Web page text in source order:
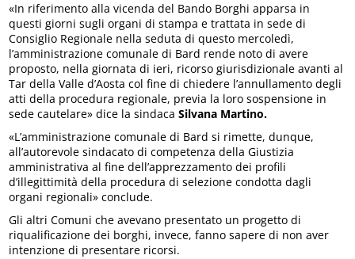
«In riferimento alla vicenda del Bando Borghi apparsa in
questi giorni sugli organi di stampa e trattata in sede di
Consiglio Regionale nella seduta di questo mercoledì,
l’amministrazione comunale di Bard rende noto di avere
proposto, nella giornata di ieri, ricorso giurisdizionale avanti al
Tar della Valle d’Aosta col fine di chiedere l’annullamento degli
atti della procedura regionale, previa la loro sospensione in
sede cautelare» dice la sindacaSilvana Martino.
«L’amministrazione comunale di Bard si rimette, dunque,
all’autorevole sindacato di competenza della Giustizia
amministrativa al fine dell’apprezzamento dei profili
d’illegittimità della procedura di selezione condotta dagli
organi regionali» conclude.
Gli altri Comuni che avevano presentato un progetto di
riqualificazione dei borghi, invece, fanno sapere di non aver
intenzione di presentare ricorsi.